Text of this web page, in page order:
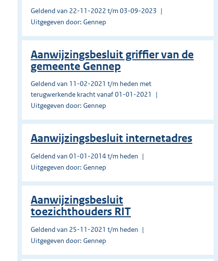
Geldend van 22-11-2022 t/m 03-09-2023
Uitgegeven door: Gennep
Aanwijzingsbesluit griffier van de
gemeente Gennep
Geldend van 11-02-2021 t/m heden met
terugwerkende kracht vanaf 01-01-2021
Uitgegeven door: Gennep
Aanwijzingsbesluit internetadres
Geldend van 01-01-2014 t/m heden
Uitgegeven door: Gennep
Aanwijzingsbesluit
toezichthouders RIT
Geldend van 25-11-2021 t/m heden
Uitgegeven door: Gennep